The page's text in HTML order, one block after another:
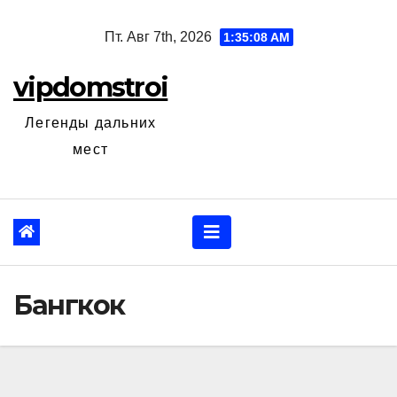
Пт. Авг 7th, 2026 1:35:09 AM
vipdomstroi
Легенды дальних
мест
Бангкок